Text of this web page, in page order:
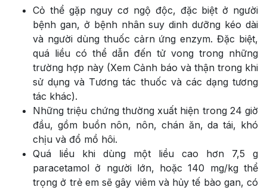
Cỏ thể gặp nguy cơ ngộ độc, đặc biệt ở người
bệnh gan, ở bệnh nhân suy dinh dưỡng kéo dài
và người dùng thuốc cảrn ứng enzym. Đặc biệt,
quá liều có thể dẫn đến tử vong trong những
trường hợp này (Xem Cảnh báo và thận trong khi
sử dụng và Tương tác thuốc và các dạng tương
tác khác).
Những triệu chứng thường xuất hiện trong 24 giờ
đầu, gồm buồn nôn, nôn, chán ăn, da tái, khó
chịu và đổ mồ hôi.
Quá liều khi dùng một liều cao hơn 7,5 g
paracetamol ở người lớn, hoặc 140 mg/kg thể
trọng ở trẻ em sẽ gây viêm và hủy tế bào gan, có